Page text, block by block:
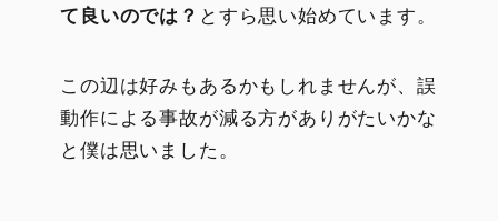
て良いのでは？ とすら思い始めています。
この辺は好みもあるかもしれませんが、誤
動作による事故が減る方がありがたいかな
と僕は思いました。